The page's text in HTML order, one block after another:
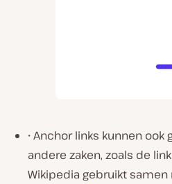
• Anchor links kunnen
andere zaken, zoals de
Wikipedia gebruikt